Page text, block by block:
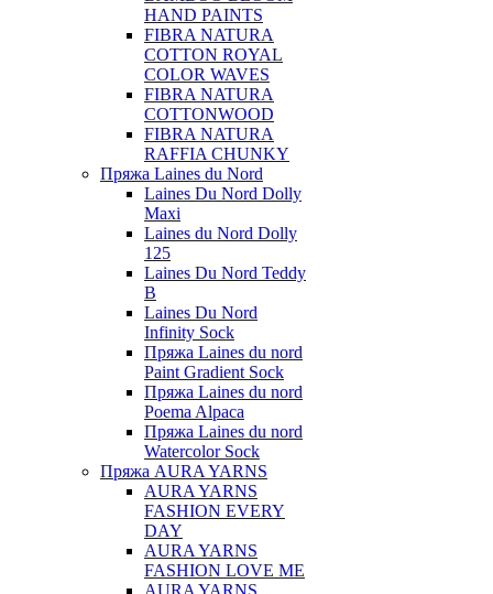
HAND PAINTS
FIBRA NATURA
COTTON ROYAL
COLOR WAVES
FIBRA NATURA
COTTONWOOD
FIBRA NATURA
RAFFIA CHUNKY
Пряжа Laines du Nord
Laines Du Nord Dolly
Maxi
Laines du Nord Dolly
125
Laines Du Nord Teddy
B
Laines Du Nord
Infinity Sock
Пряжа Laines du nord
Paint Gradient Sock
Пряжа Laines du nord
Poema Alpaca
Пряжа Laines du nord
Watercolor Sock
Пряжа AURA YARNS
AURA YARNS
FASHION EVERY
DAY
AURA YARNS
FASHION LOVE ME
AURA YARNS